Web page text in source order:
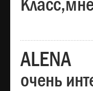
ALENA
очень